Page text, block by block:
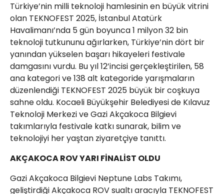
Türkiye’nin milli teknoloji hamlesinin en büyük vitrini
olan TEKNOFEST 2025, İstanbul Atatürk
Havalimanı’nda 5 gün boyunca 1 milyon 32 bin
teknoloji tutkununu ağırlarken, Türkiye’nin dört bir
yanından yükselen başarı hikayeleri festivale
damgasını vurdu. Bu yıl 12’incisi gerçekleştirilen, 58
ana kategori ve 138 alt kategoride yarışmaların
düzenlendiği TEKNOFEST 2025 büyük bir coşkuya
sahne oldu. Kocaeli Büyükşehir Belediyesi de Kılavuz
Teknoloji Merkezi ve Gazi Akçakoca Bilgievi
takımlarıyla festivale katkı sunarak, bilim ve
teknolojiyi her yaştan ziyaretçiye tanıttı.
AKÇAKOCA ROV YARI FİNALİST OLDU
Gazi Akçakoca Bilgievi Neptune Labs Takımı,
geliştirdiği Akçakoca ROV sualtı aracıyla TEKNOFEST